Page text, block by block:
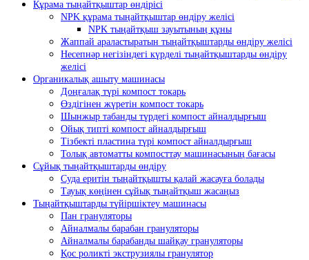
Құрама тыңайтқыштар өндірісі
NPK құрама тыңайтқыштар өндіру желісі
NPK тыңайтқыш зауытының құны
Жаппай араластыратын тыңайтқыштарды өндіру желісі
Несепнәр негізіндегі күрделі тыңайтқыштарды өндіру
желісі
Органикалық ашыту машинасы
Доңғалақ түрі компост токарь
Өздігінен жүретін компост токарь
Шынжыр табанды түрдегі компост айналдырғыш
Ойық типті компост айналдырғыш
Тізбекті пластина түрі компост айналдырғыш
Толық автоматты компосттау машинасының бағасы
Сұйық тыңайтқыштарды өндіру
Суда еритін тыңайтқышты қалай жасауға болады
Тауық көңінен сұйық тыңайтқыш жасаңыз
Тыңайтқыштарды түйіршіктеу машинасы
Пан грануляторы
Айналмалы барабан грануляторы
Айналмалы барабанды шайқау грануляторы
Қос роликті экструзиялы гранулятор